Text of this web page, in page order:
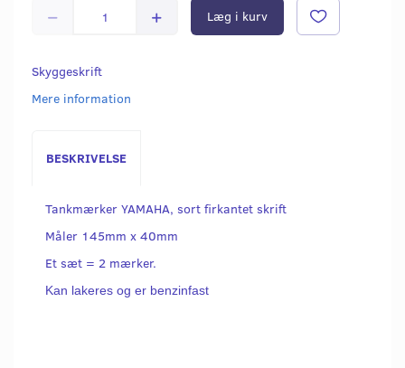
Læg i kurv
Skyggeskrift
Mere information
BESKRIVELSE
Tankmærker YAMAHA, sort firkantet skrift
Måler 145mm x 40mm
Et sæt = 2 mærker.
Kan lakeres og er benzinfast